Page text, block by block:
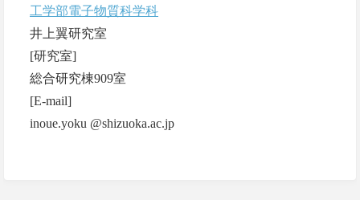
工学部電子物質科学科
井上翼研究室
[研究室]
総合研究棟909室
[E-mail]
inoue.yoku @shizuoka.ac.jp